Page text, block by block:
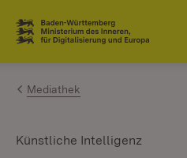
Zum Inhalt springen
Link zur Startseite
Mediathek
Künstliche Intelligenz